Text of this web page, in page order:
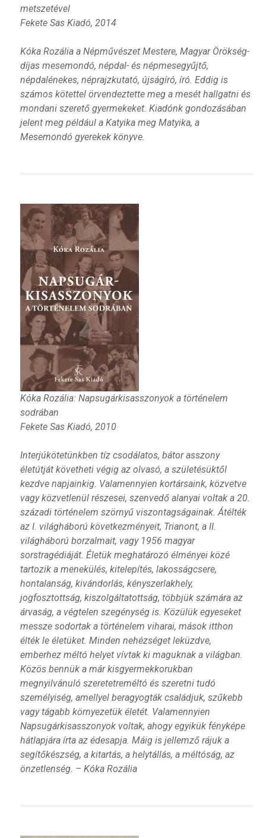
metszetével
Fekete Sas Kiadó, 2014
Kóka Rozália a Népművészet Mestere, Magyar Örökség-
díjas mesemondó, népdal- és népmesegyűjtő,
népdalénekes, néprajzkutató, újságíró, író. Eddig is
számos kötettel örvendeztette meg a mesét hallgatni és
mondani szerető gyermekeket. Kiadónk gondozásában
jelent meg például a Katyika meg Matyika, a
Mesemondó gyerekek könyve.
Kóka Rozália: Napsugárkisasszonyok a történelem
sodrában
Fekete Sas Kiadó, 2010
Interjúkötetünkben tíz csodálatos, bátor asszony
életútját követheti végig az olvasó, a születésüktől
kezdve napjainkig. Valamennyien kortársaink, közvetve
vagy közvetlenül részesei, szenvedő alanyai voltak a 20.
századi történelem szörnyű viszontagságainak. Átélték
az I. világháború következményeit, Trianont, a II.
világháború borzalmait, vagy 1956 magyar
sorstragédiáját. Életük meghatározó élményei közé
tartozik a menekülés, kitelepítés, lakosságcsere,
hontalanság, kivándorlás, kényszerlakhely,
jogfosztottság, kiszolgáltatottság, többjük számára az
árvaság, a végtelen szegénység is. Közülük egyeseket
messze sodortak a történelem viharai, mások itthon
élték le életüket. Minden nehézséget leküzdve,
emberhez méltó helyet vívtak ki maguknak a világban.
Közös bennük a már kisgyermekkorukban
megnyilvánuló szeretetreméltó és szeretni tudó
személyiség, amellyel beragyogták családjuk, szűkebb
vagy tágabb környezetük életét. Valamennyien
Napsugárkisasszonyok voltak, ahogy egyikük fényképe
hátlapjára írta az édesapja. Máig is jellemző rájuk a
segítőkészség, a kitartás, a helytállás, a méltóság, az
önzetlenség. – Kóka Rozália